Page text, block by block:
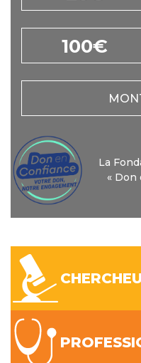
100€
La
« Don